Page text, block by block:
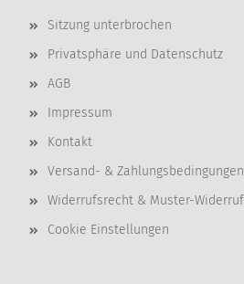
Sitzung unterbrochen
Privatsphäre und Datenschutz
AGB
Impressum
Kontakt
Versand- & Zahlungsbedingungen
Widerrufsrecht & Muster-
Cookie Einstellungen